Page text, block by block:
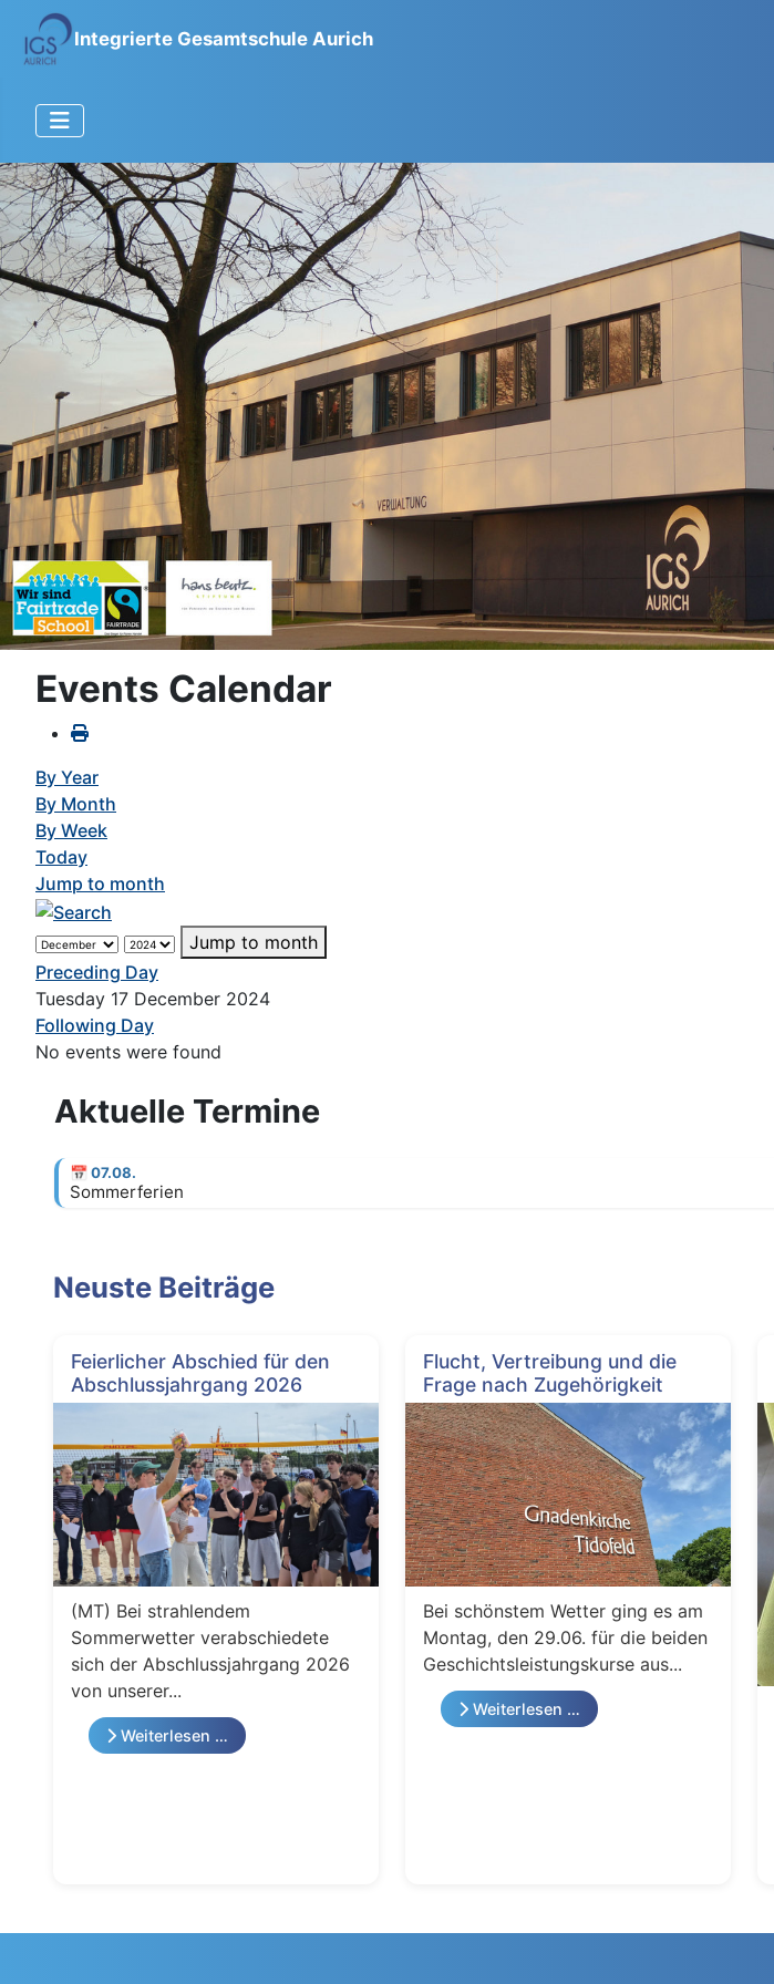
Integrierte Gesamtschule Aurich
Events Calendar
By Year
By Month
By Week
Today
Jump to month
Jump to month
Preceding Day
Tuesday 17 December 2024
Following Day
No events were found
Aktuelle Termine
📅 07.08.
Sommerferien
Neuste Beiträge
Feierlicher Abschied für den
Abschlussjahrgang 2026
(MT) Bei strahlendem
Sommerwetter verabschiedete
sich der Abschlussjahrgang 2026
von unserer...
Weiterlesen …
Flucht, Vertreibung und die
Frage nach Zugehörigkeit
Bei schönstem Wetter ging es am
Montag, den 29.06. für die beiden
Geschichtsleistungskurse aus...
Weiterlesen …